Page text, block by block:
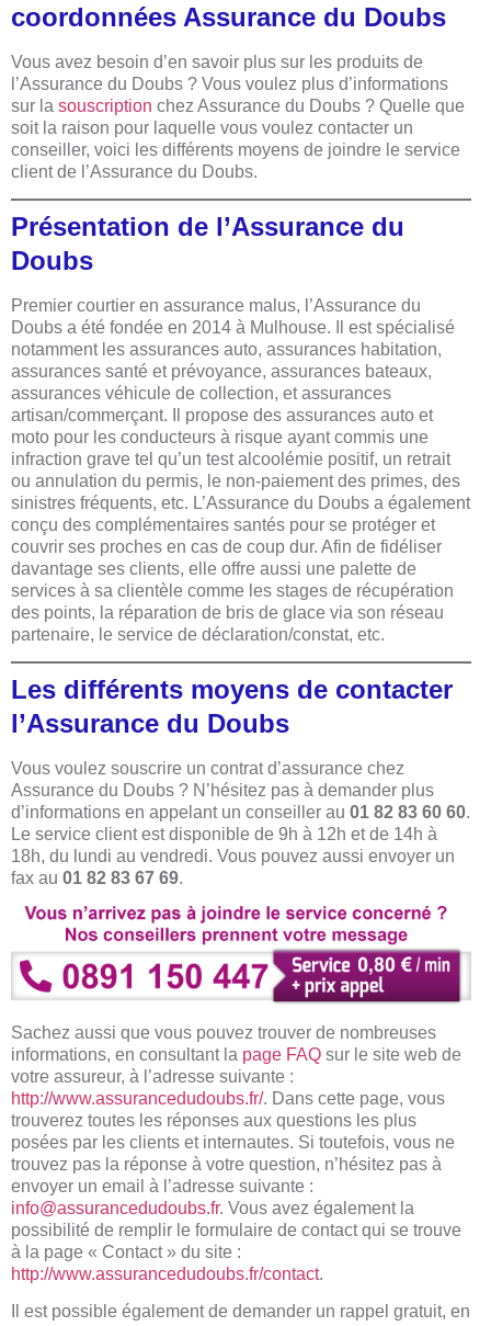
coordonnées Assurance du Doubs
Vous avez besoin d’en savoir plus sur les produits de
l’Assurance du Doubs ? Vous voulez plus d’informations
sur la souscription chez Assurance du Doubs ? Quelle que
soit la raison pour laquelle vous voulez contacter un
conseiller, voici les différents moyens de joindre le service
client de l’Assurance du Doubs.
Présentation de l’Assurance du
Doubs
Premier courtier en assurance malus, l’Assurance du
Doubs a été fondée en 2014 à Mulhouse. Il est spécialisé
notamment les assurances auto, assurances habitation,
assurances santé et prévoyance, assurances bateaux,
assurances véhicule de collection, et assurances
artisan/commerçant. Il propose des assurances auto et
moto pour les conducteurs à risque ayant commis une
infraction grave tel qu’un test alcoolémie positif, un retrait
ou annulation du permis, le non-paiement des primes, des
sinistres fréquents, etc. L’Assurance du Doubs a également
conçu des complémentaires santés pour se protéger et
couvrir ses proches en cas de coup dur. Afin de fidéliser
davantage ses clients, elle offre aussi une palette de
services à sa clientèle comme les stages de récupération
des points, la réparation de bris de glace via son réseau
partenaire, le service de déclaration/constat, etc.
Les différents moyens de contacter
l’Assurance du Doubs
Vous voulez souscrire un contrat d’assurance chez
Assurance du Doubs ? N’hésitez pas à demander plus
d’informations en appelant un conseiller au 01 82 83 60 60.
Le service client est disponible de 9h à 12h et de 14h à
18h, du lundi au vendredi. Vous pouvez aussi envoyer un
fax au 01 82 83 67 69.
Sachez aussi que vous pouvez trouver de nombreuses
informations, en consultant la page FAQ sur le site web de
votre assureur, à l’adresse suivante :
http://www.assurancedudoubs.fr/. Dans cette page, vous
trouverez toutes les réponses aux questions les plus
posées par les clients et internautes. Si toutefois, vous ne
trouvez pas la réponse à votre question, n’hésitez pas à
envoyer un email à l’adresse suivante :
info@assurancedudoubs.fr. Vous avez également la
possibilité de remplir le formulaire de contact qui se trouve
à la page « Contact » du site :
http://www.assurancedudoubs.fr/contact.
Il est possible également de demander un rappel gratuit, en